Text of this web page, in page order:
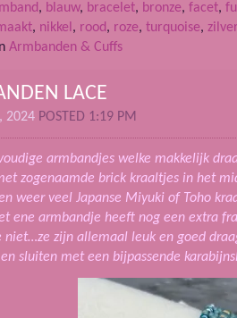
, blauw, bracelet, bronze, facet,
, nikkel, rood, roze, turquoise, zilver
Armbanden & Cuffs
LACE
2024 POSTED 1:19 PM
armbandjes welke makkelijk
zogenaamde brick kraaltjes in het
weer veel Japanse Miyuki of Toho
ene armbandje heeft nog een extra
niet…ze zijn allemaal leuk en goed
sluiten met een bijpassende